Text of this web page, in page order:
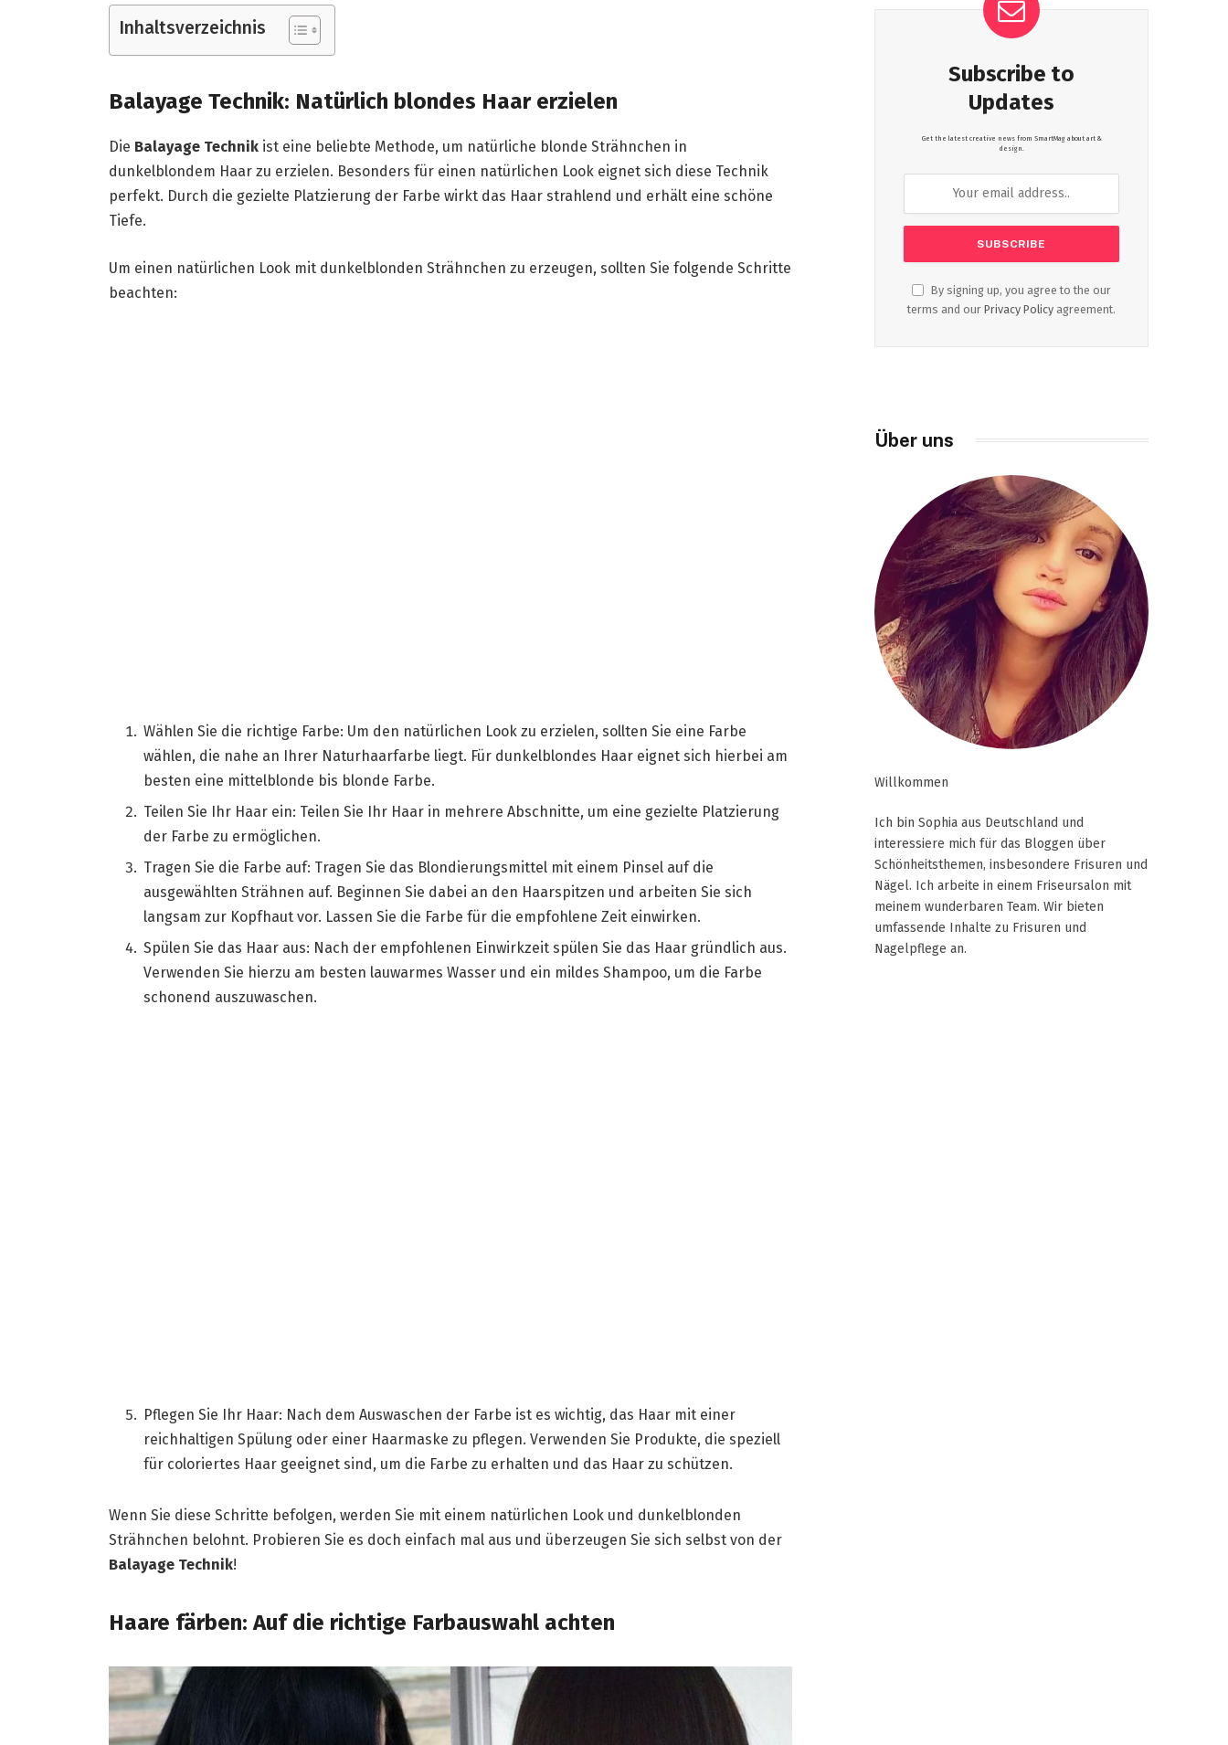
Inhaltsverzeichnis
Balayage Technik: Natürlich blondes Haar erzielen
Die Balayage Technikist eine beliebte Methode, um natürliche blonde Strähnchen in
dunkelblondem Haar zu erzielen. Besonders für einen natürlichen Look eignet sich diese Technik
perfekt. Durch die gezielte Platzierung der Farbe wirkt das Haar strahlend und erhält eine schöne
Tiefe.
Um einen natürlichen Look mit dunkelblonden Strähnchen zu erzeugen, sollten Sie folgende Schritte
beachten:
Wählen Sie die richtige Farbe: Um den natürlichen Look zu erzielen, sollten Sie eine Farbe
wählen, die nahe an Ihrer Naturhaarfarbe liegt. Für dunkelblondes Haar eignet sich hierbei am
besten eine mittelblonde bis blonde Farbe.
Teilen Sie Ihr Haar ein: Teilen Sie Ihr Haar in mehrere Abschnitte, um eine gezielte Platzierung
der Farbe zu ermöglichen.
Tragen Sie die Farbe auf: Tragen Sie das Blondierungsmittel mit einem Pinsel auf die
ausgewählten Strähnen auf. Beginnen Sie dabei an den Haarspitzen und arbeiten Sie sich
langsam zur Kopfhaut vor. Lassen Sie die Farbe für die empfohlene Zeit einwirken.
Spülen Sie das Haar aus: Nach der empfohlenen Einwirkzeit spülen Sie das Haar gründlich aus.
Verwenden Sie hierzu am besten lauwarmes Wasser und ein mildes Shampoo, um die Farbe
schonend auszuwaschen.
Pflegen Sie Ihr Haar: Nach dem Auswaschen der Farbe ist es wichtig, das Haar mit einer
reichhaltigen Spülung oder einer Haarmaske zu pflegen. Verwenden Sie Produkte, die speziell
für coloriertes Haar geeignet sind, um die Farbe zu erhalten und das Haar zu schützen.
Wenn Sie diese Schritte befolgen, werden Sie mit einem natürlichen Look und dunkelblonden
Strähnchen belohnt. Probieren Sie es doch einfach mal aus und überzeugen Sie sich selbst von der
Balayage Technik!
Haare färben: Auf die richtige Farbauswahl achten
Subscribe to
Updates
Get the latest creative news from SmartMag about art &
design.
By signing up, you agree to the our
terms and our Privacy Policy agreement.
Über uns
Willkommen
Ich bin Sophia aus Deutschland und
interessiere mich für das Bloggen über
Schönheitsthemen, insbesondere Frisuren und
Nägel. Ich arbeite in einem Friseursalon mit
meinem wunderbaren Team. Wir bieten
umfassende Inhalte zu Frisuren und
Nagelpflege an.